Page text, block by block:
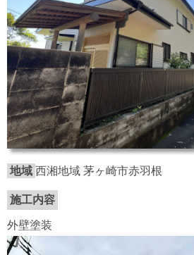
地域 西湘地域 茅ヶ崎市赤羽根
施工内容
外壁塗装